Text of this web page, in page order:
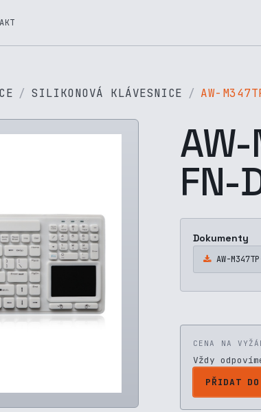
SILIKONOVÁ KLÁVESNICE AW-
FN-
Dokumenty
AW-
CENA NA
Vždy
PŘIDAT